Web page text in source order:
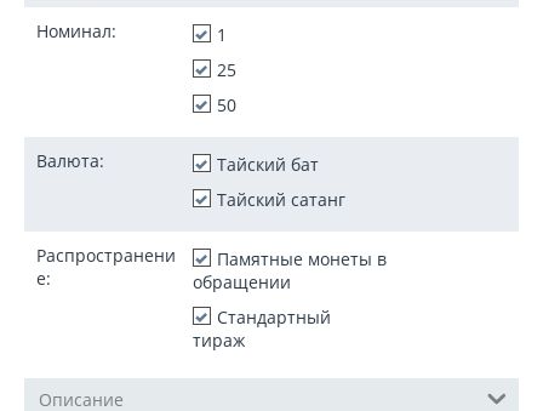
Номинал:
1
25
50
Валюта:
Тайский бат
Тайский сатанг
Распространени
е:
Памятные монеты в
обращении
Стандартный
тираж
Описание